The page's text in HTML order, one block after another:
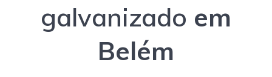
galvanizado em
Belém